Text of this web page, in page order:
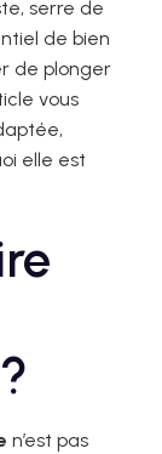
serre de
de bien
de plonger
vous
elle est
n’est pas